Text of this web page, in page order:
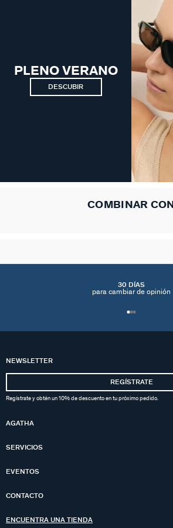
PLENO VERANO
DESCUBIR
COMBINAR CON
30 DÍAS
para cambiar de opinión
NEWSLETTER
REGÍSTRATE
Regístrate y obtén un 10% de descuento en tu próximo pedido.
AGATHA
SERVICIOS
EVENTOS
CONTACTO
ENCUENTRA UNA TIENDA